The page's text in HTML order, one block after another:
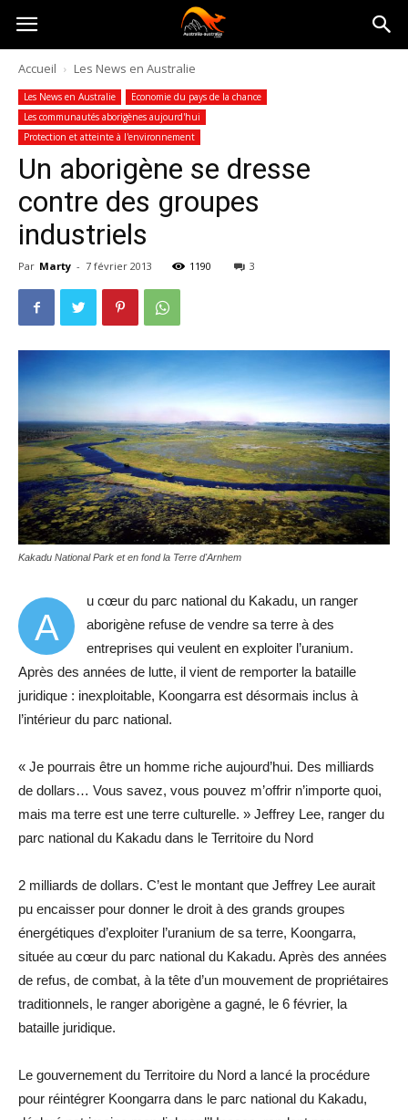
Australia-
australie.com
Accueil Les News en Australie
Les News en Australie
Economie du pays de la chance
Les communautés aborigènes aujourd'hui
Protection et atteinte à l'environnement
Un aborigène se dresse
contre des groupes
industriels
Par Marty - 7 février 2013 1190 3
Kakadu National Park et en fond la Terre d'Arnhem
A
u cœur du parc national du Kakadu, un ranger
aborigène refuse de vendre sa terre à des
entreprises qui veulent en exploiter l’uranium.
Après des années de lutte, il vient de remporter la bataille
juridique : inexploitable, Koongarra est désormais inclus à
l’intérieur du parc national.
« Je pourrais être un homme riche aujourd’hui. Des milliards
de dollars… Vous savez, vous pouvez m’offrir n’importe quoi,
mais ma terre est une terre culturelle. » Jeffrey Lee, ranger du
parc national du Kakadu dans le Territoire du Nord
2 milliards de dollars. C’est le montant que Jeffrey Lee aurait
pu encaisser pour donner le droit à des grands groupes
énergétiques d’exploiter l’uranium de sa terre, Koongarra,
située au cœur du parc national du Kakadu. Après des années
de refus, de combat, à la tête d’un mouvement de propriétaires
traditionnels, le ranger aborigène a gagné, le 6 février, la
bataille juridique.
Le gouvernement du Territoire du Nord a lancé la procédure
pour réintégrer Koongarra dans le parc national du Kakadu,